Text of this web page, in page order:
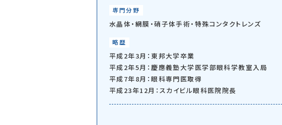
専門分野
水晶体・網膜・硝子体手術・特殊コンタクトレンズ
略歴
平成2年3月：東邦大学卒業
平成2年5月：慶應義塾大学医学部眼科学教室入局
平成7年8月：眼科専門医取得
平成23年12月：スカイビル眼科医院院長